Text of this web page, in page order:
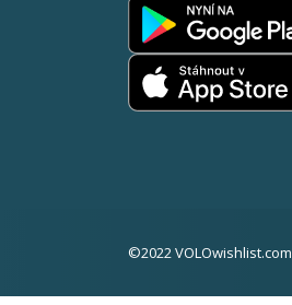
©2022 VOLOwishlist.com